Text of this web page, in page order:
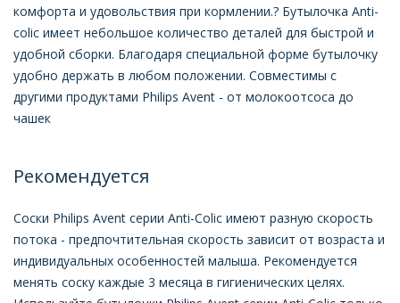
комфорта и удовольствия при кормлении.? Бутылочка Anti-
colic имеет небольшое количество деталей для быстрой и
удобной сборки. Благодаря специальной форме бутылочку
удобно держать в любом положении. Совместимы с
другими продуктами Philips Avent - от молокоотсоса до
чашек
Рекомендуется
Соски Philips Avent серии Anti-Colic имеют разную скорость
потока - предпочтительная скорость зависит от возраста и
индивидуальных особенностей малыша. Рекомендуется
менять соску каждые 3 месяца в гигиенических целях.